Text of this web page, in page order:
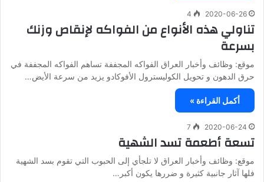
2020-06-26
4
تناولي هذه الأنواع من الفواكه لإنقاص وزنك
بسرعة
موقع: وظائف وأخبار العراق الفواكه المجففة تساهم الفواكه المجففة في
حرق الدهون و تحويل الكوليسترول الأفوكادو يزيد من سرعة الأيض…
أكمل القراءة »
2020-06-24
7
تسعة أطعمة تسد الشهية
موقع: وظائف وأخبار العراق لا تلجأي إلى الحبوب التي تقوم بسد الشهية
فلها آثار جانبية كثيرة و ضررها يكون أكبر…